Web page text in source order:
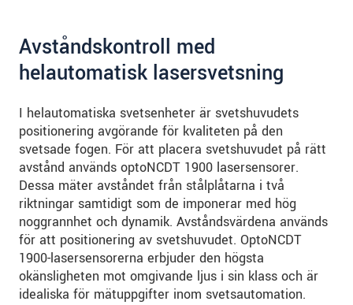
Avståndskontroll med
helautomatisk lasersvetsning
I helautomatiska svetsenheter är svetshuvudets
positionering avgörande för kvaliteten på den
svetsade fogen. För att placera svetshuvudet på rätt
avstånd används optoNCDT 1900 lasersensorer.
Dessa mäter avståndet från stålplåtarna i två
riktningar samtidigt som de imponerar med hög
noggrannhet och dynamik. Avståndsvärdena används
för att positionering av svetshuvudet. OptoNCDT
1900-lasersensorerna erbjuder den högsta
okänsligheten mot omgivande ljus i sin klass och är
idealiska för mätuppgifter inom svetsautomation.